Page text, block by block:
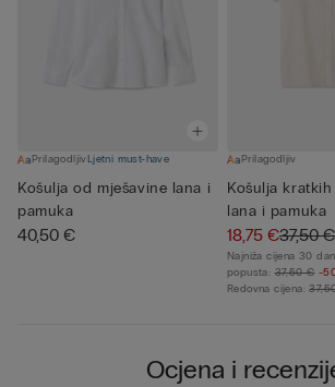
PrilagodljivLjetni must-have
Košulja od mješavine lana i
pamuka
40,50 €
Prilagodljiv
Košulja
lana i pamuka
18,75 €37,50 €
Najniža cijena 30
popusta:37,50 € -
Redovna cijena:
Ocjena i